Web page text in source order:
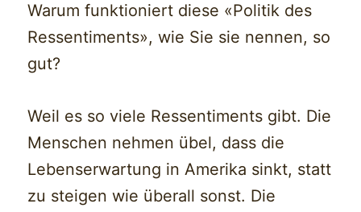
Warum funktioniert diese «Politik des
Ressentiments», wie Sie sie nennen, so
gut?
Weil es so viele Ressentiments gibt. Die
Menschen nehmen übel, dass die
Lebenserwartung in Amerika sinkt, statt
zu steigen wie überall sonst. Die